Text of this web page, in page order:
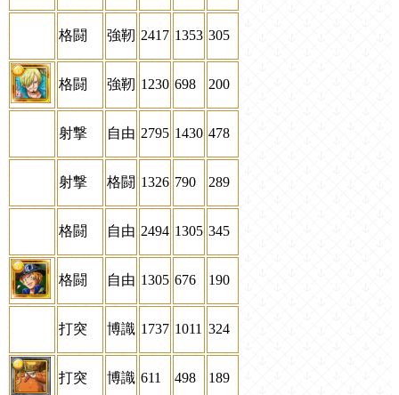
格闘 強靭 2417 1353 305
格闘 強靭 1230 698 200
射撃 自由 2795 1430 478
射撃 格闘 1326 790 289
格闘 自由 2494 1305 345
格闘 自由 1305 676 190
打突 博識 1737 1011 324
打突 博識 611 498 189